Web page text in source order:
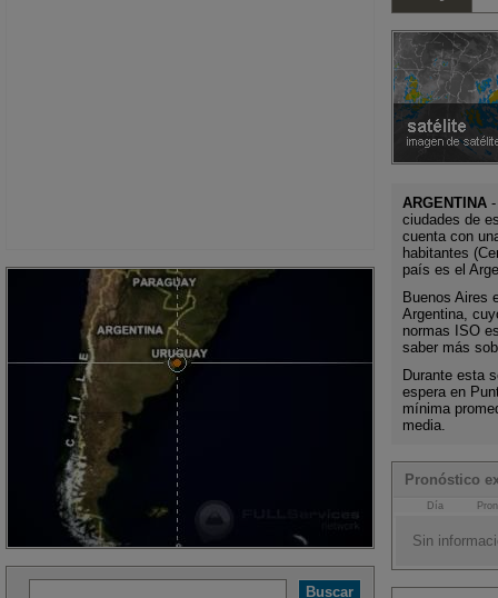
ARGENTINA
ciudades de
cuenta con
habitantes
país es el
Buenos Aires
Argentina,
normas ISO
saber más
Durante esta
espera en
mínima
media.
Pronóstico
Día
Sin